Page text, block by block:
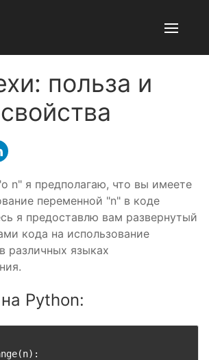
польза и
свойства
n" я предполагаю, что вы имеете
переменной "n" в коде
я предоставлю вам развернутый
кода на использование
различных языках
Python: